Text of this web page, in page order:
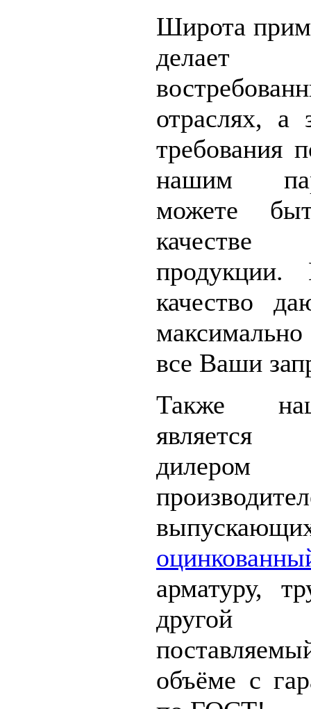
Широта
делает
отраслях, а
требования
нашим
можете
качестве
качество
все Ваши
Также
является
дилером
арматуру,
другой
объёме с